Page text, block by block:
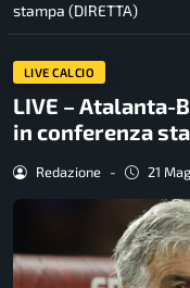
stampa (DIRETTA)
LIVE CALCIO
LIVE – Atalanta-
in conferenza
Redazione - 21